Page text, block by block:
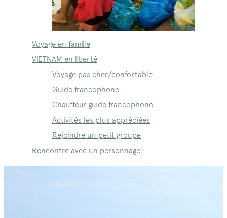
Voyage en famille
VIETNAM en liberté
Voyage pas cher/confortable
Guide francophone
Chauffeur guide francophone
Activités les plus appréciées
Rejoindre un petit groupe
Rencontre avec un personnage